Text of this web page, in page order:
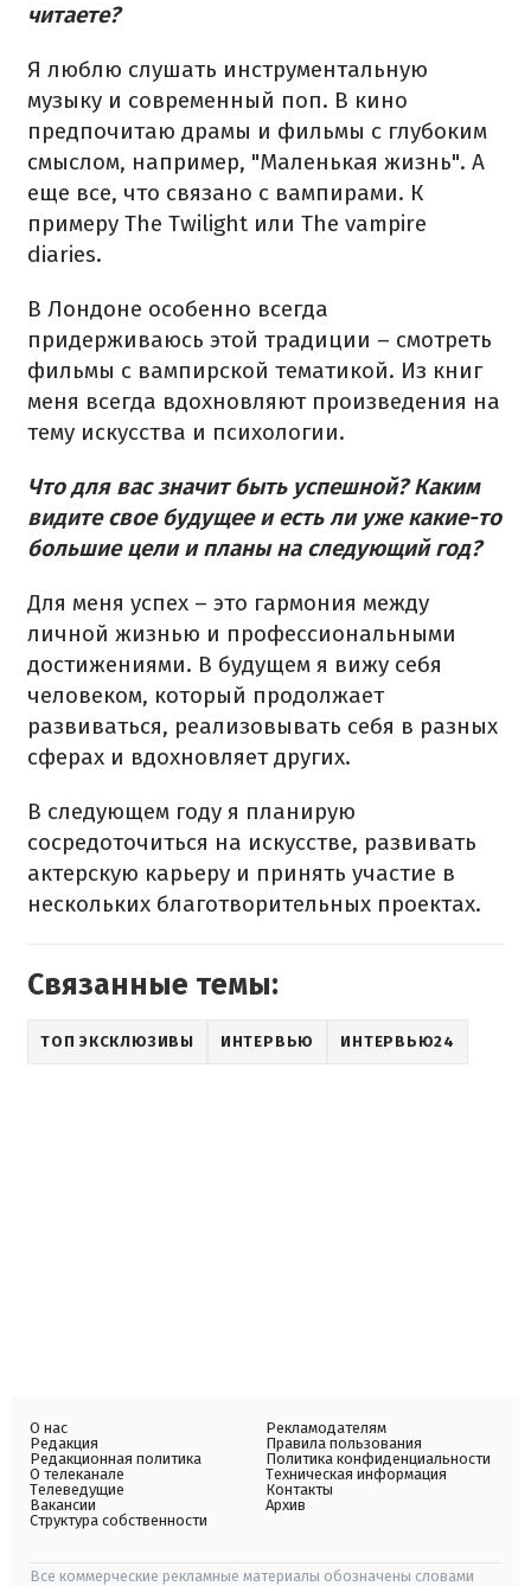
читаете?
Я люблю слушать инструментальную
музыку и современный поп. В кино
предпочитаю драмы и фильмы с глубоким
смыслом, например, "Маленькая жизнь". А
еще все, что связано с вампирами. К
примеру The Twilight или The vampire
diaries.
В Лондоне особенно всегда
придерживаюсь этой традиции – смотреть
фильмы с вампирской тематикой. Из книг
меня всегда вдохновляют произведения на
тему искусства и психологии.
Что для вас значит быть успешной? Каким
видите свое будущее и есть ли уже какие-то
большие цели и планы на следующий год?
Для меня успех – это гармония между
личной жизнью и профессиональными
достижениями. В будущем я вижу себя
человеком, который продолжает
развиваться, реализовывать себя в разных
сферах и вдохновляет других.
В следующем году я планирую
сосредоточиться на искусстве, развивать
актерскую карьеру и принять участие в
нескольких благотворительных проектах.
Связанные темы:
ТОП ЭКСКЛЮЗИВЫ ИНТЕРВЬЮ ИНТЕРВЬЮ24
О нас
Редакция
Редакционная политика
О телеканале
Телеведущие
Вакансии
Структура собственности
Рекламодателям
Правила пользования
Политика конфиденциальности
Техническая информация
Контакты
Архив
Все коммерческие рекламные материалы обозначены словами